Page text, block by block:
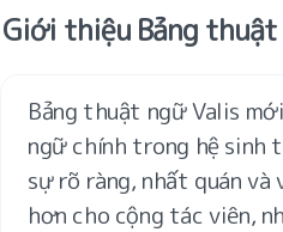
Giới thiệu Bảng thuật
Bảng thuật ngữ Valis
ngữ chính trong hệ sinh
sự rõ ràng, nhất quán và
hơn cho cộng tác viên,